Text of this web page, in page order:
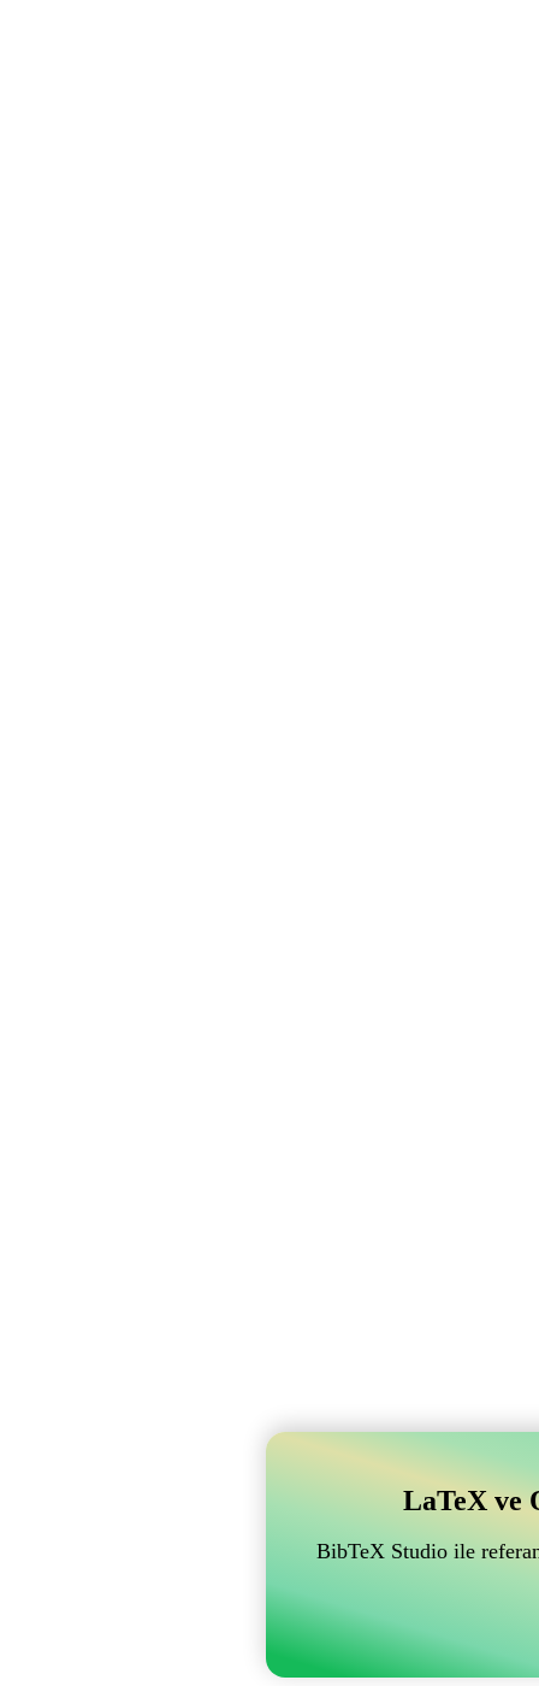
LaTeX ve
BibTeX Studio ile